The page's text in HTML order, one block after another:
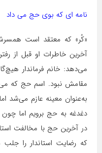
نامه ای که بوی حج می داد
«کُر» که معتقد است
آخرین خاطرات او قبل از
می‌دهد: خانم فرماندار
مقامش نبود. اسم حج که
به‌عنوان معینه عازم می‌شد
دغدغه به حج برویم اما
در آخرین حج با مخالفت
که رضایت استاندار را